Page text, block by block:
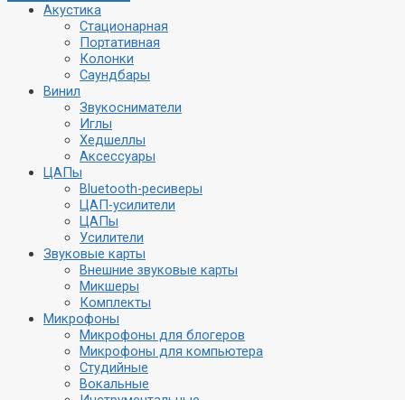
Акустика
Стационарная
Портативная
Колонки
Саундбары
Винил
Звукосниматели
Иглы
Хедшеллы
Аксессуары
ЦАПы
Bluetooth-ресиверы
ЦАП-усилители
ЦАПы
Усилители
Звуковые карты
Внешние звуковые карты
Микшеры
Комплекты
Микрофоны
Микрофоны для блогеров
Микрофоны для компьютера
Студийные
Вокальные